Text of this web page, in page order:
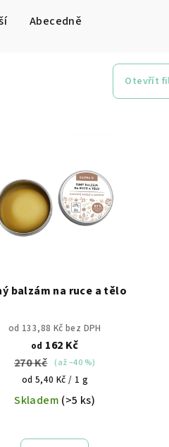
Abecedně
Otevřít
balzám na ruce a tělo
od 133,88 Kč bez DPH
od 162 Kč
270 Kč
(až –40 %)
Měrná
cena:
od 5,40 Kč / 1 g
Skladem (>5 ks)